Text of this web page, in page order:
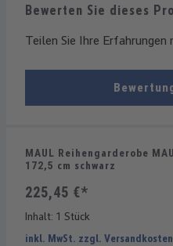
Bewerten Sie dieses
Teilen Sie Ihre Erfahrungen
MAUL Reihengarderobe
172,5 cm schwarz
225,45 €*
Inhalt: 1 Stück
inkl. MwSt. zzgl. Versandkosten